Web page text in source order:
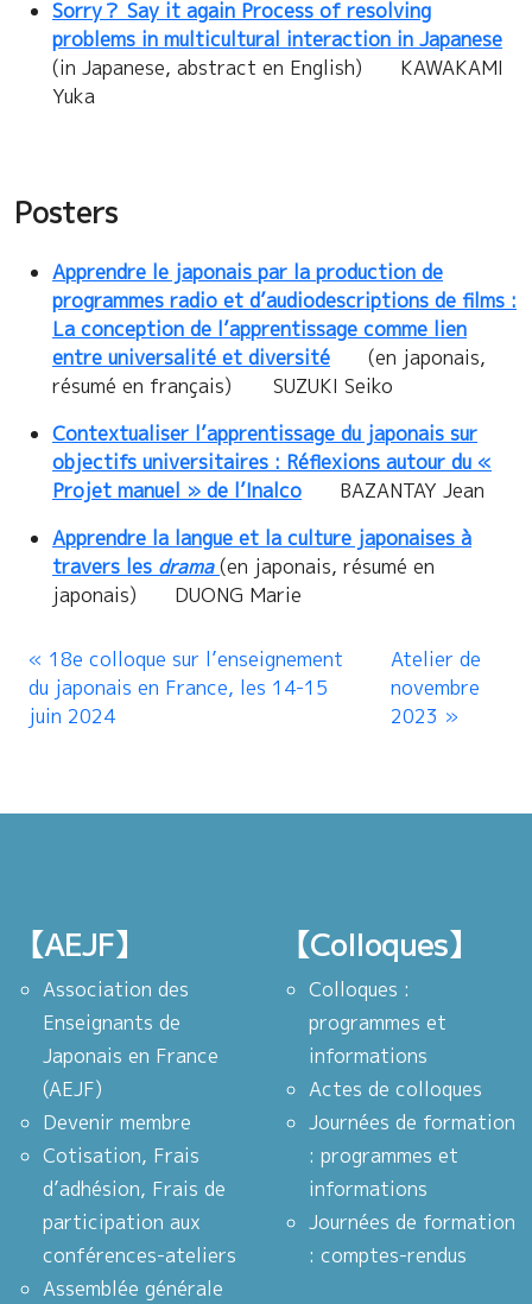
Sorry？ Say it again Process of resolving
problems in multicultural interaction in Japanese
(in Japanese, abstract en English) KAWAKAMI
Yuka
Posters
Apprendre le japonais par la production de
programmes radio et d’audiodescriptions de films :
La conception de l’apprentissage comme lien
entre universalité et diversité (en japonais,
résumé en français) SUZUKI Seiko
Contextualiser l’apprentissage du japonais sur
objectifs universitaires : Réflexions autour du «
Projet manuel » de l’Inalco BAZANTAY Jean
Apprendre la langue et la culture japonaises à
travers les drama(en japonais, résumé en
japonais) DUONG Marie
18e colloque sur l’enseignement
du japonais en France, les 14-15
juin 2024
Atelier de
novembre
2023
【AEJF】
Association des
Enseignants de
Japonais en France
(AEJF)
Devenir membre
Cotisation, Frais
d’adhésion, Frais de
participation aux
conférences-ateliers
Assemblée générale
【Colloques】
Colloques :
programmes et
informations
Actes de colloques
Journées de formation
: programmes et
informations
Journées de formation
: comptes-rendus